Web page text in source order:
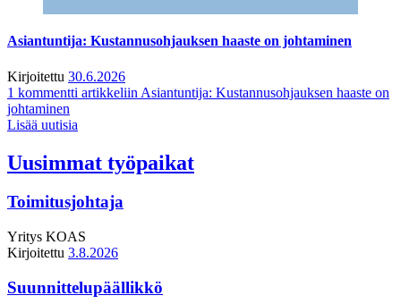
Asiantuntija: Kustannusohjauksen haaste on johtaminen
Kirjoitettu 30.6.2026
1 kommentti artikkeliin Asiantuntija: Kustannusohjauksen haaste on
johtaminen
Lisää uutisia
Uusimmat työpaikat
Toimitusjohtaja
Yritys KOAS
Kirjoitettu 3.8.2026
Suunnittelupäällikkö